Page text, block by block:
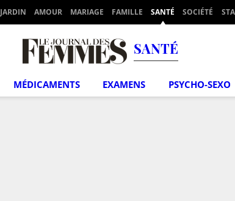
JARDIN AMOUR MARIAGE FAMILLE SANTÉ SOCIÉTÉ
SANTÉ
MÉDICAMENTS EXAMENS PSYCHO-SEXO